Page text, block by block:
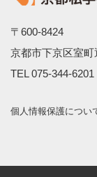
〒600-8424
京都市下京区室
TEL 075-344-6201
個人情報保護につい